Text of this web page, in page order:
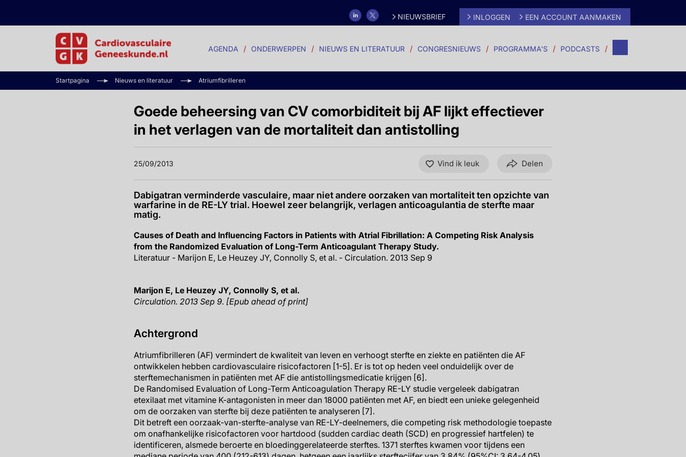
NIEUWSBRIEF INLOGGEN EEN ACCOUNT AANMAKEN
AGENDA ONDERWERPEN NIEUWS EN LITERATUUR CONGRESNIEUWS PROGRAMMA'S PODCASTS
Startpagina Nieuws en literatuur Atriumfibrilleren
Goede beheersing van CV comorbiditeit bij AF lijkt effectiever
in het verlagen van de mortaliteit dan antistolling
25/09/2013 Vind ik leuk Delen
Dabigatran verminderde vasculaire, maar niet andere oorzaken van mortaliteit ten opzichte van
warfarine in de RE-LY trial. Hoewel zeer belangrijk, verlagen anticoagulantia de sterfte maar
matig.
Causes of Death and Influencing Factors in Patients with Atrial Fibrillation: A Competing Risk Analysis
from the Randomized Evaluation of Long-Term Anticoagulant Therapy Study.
Literatuur - Marijon E, Le Heuzey JY, Connolly S, et al. - Circulation. 2013 Sep 9
Marijon E, Le Heuzey JY, Connolly S, et al.
Circulation. 2013 Sep 9. [Epub ahead of print]
Achtergrond
Atriumfibrilleren (AF) vermindert de kwaliteit van leven en verhoogt sterfte en ziekte en patiënten die AF
ontwikkelen hebben cardiovasculaire risicofactoren [1-5]. Er is tot op heden veel onduidelijk over de
sterftemechanismen in patiënten met AF die antistollingsmedicatie krijgen [6].
De Randomised Evaluation of Long-Term Anticoagulation Therapy RE-LY studie vergeleek dabigatran
etexilaat met vitamine K-antagonisten in meer dan 18000 patiënten met AF, en biedt een unieke gelegenheid
om de oorzaken van sterfte bij deze patiënten te analyseren [7].
Dit betreft een oorzaak-van-sterfte-analyse van RE-LY-deelnemers, die competing risk methodologie toepaste
om onafhankelijke risicofactoren voor hartdood (sudden cardiac death (SCD) en progressief hartfelen) te
identificeren, alsmede beroerte en bloedinggerelateerde sterftes. 1371 sterftes kwamen voor tijdens een